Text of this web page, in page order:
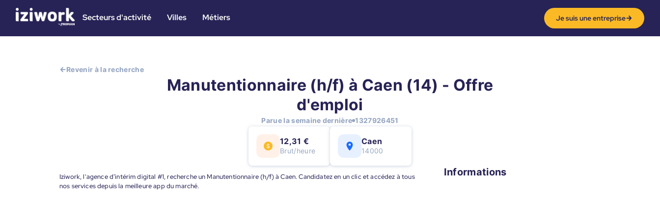
Secteurs d'activité Villes Métiers Je suis une entreprise
Revenir à la recherche
Manutentionnaire (h/f) à Caen (14) - Offre
d'emploi
Parue la semaine dernière 1327926451
12,31 €
Brut/heure
Caen
14000
Iziwork, l'agence d’intérim digital #1, recherche un Manutentionnaire (h/f) à Caen. Candidatez en un clic et accédez à tous
nos services depuis la meilleure app du marché.
Informations